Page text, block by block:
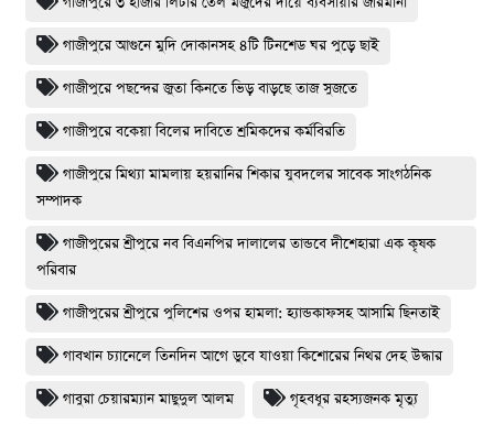
গাজীপুরে আগুনে মুদি দোকানসহ ৪টি টিনশেড ঘর পুড়ে ছাই
গাজীপুরে পছন্দের জুতা কিনতে ভিড় বাড়ছে তাজ সুজতে
গাজীপুরে বকেয়া বিলের দাবিতে শ্রমিকদের কর্মবিরতি
গাজীপুরে মিথ্যা মামলায় হয়রানির শিকার যুবদলের সাবেক সাংগঠনিক
সম্পাদক
গাজীপুরের শ্রীপুরে নব বিএনপির দালালের তান্ডবে দীশেহারা এক কৃষক
পরিবার
গাজীপুরের শ্রীপুরে পুলিশের ওপর হামলা: হ্যান্ডকাফসহ আসামি ছিনতাই
গাবখান চ্যানেলে তিনদিন আগে ডুবে যাওয়া কিশোরের নিথর দেহ উদ্ধার
গাবুরা চেয়ারম্যান মাছুদুল আলম গৃহবধূর রহস্যজনক মৃত্যু